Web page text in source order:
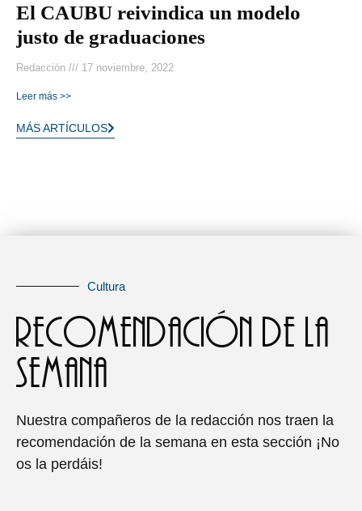
El CAUBU reivindica un modelo
justo de graduaciones
Redacción 17 noviembre, 2022
Leer más >>
MÁS ARTÍCULOS
Cultura
recomendación de la
semana
Nuestra compañeros de la redacción nos traen la
recomendación de la semana en esta sección ¡No
os la perdáis!